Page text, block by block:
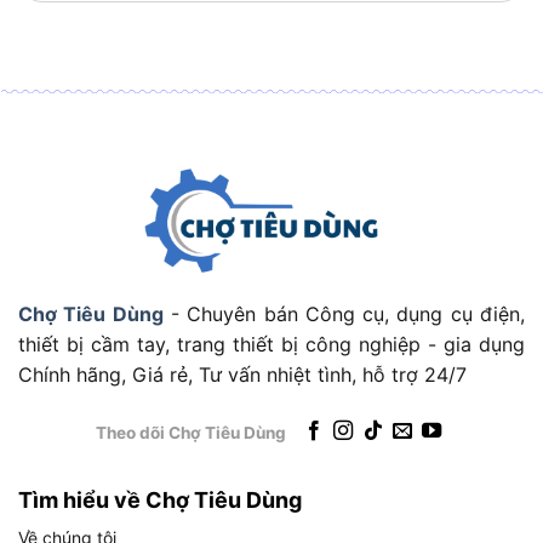
12V
Dung lượng pin
1.5 Ah
Tốc độ không tải cấp 1
0 – 350 rpm
Tốc độ không tải cấp 2
Mô-men xoắn tối đa
18 Nm
Đáng chú ý, cấu hình 16+1 cấp ly hợp (16 cấp vặn
Chợ Tiêu Dùng- Chuyên bán Công cụ, dụng cụ điện,
thiết bị cầm tay, trang thiết bị công nghiệp - gia dụng
Chính hãng, Giá rẻ, Tư vấn nhiệt tình, hỗ trợ 24/7
Theo dõi Chợ Tiêu Dùng
Tìm hiểu về Chợ Tiêu Dùng
Về chúng tôi